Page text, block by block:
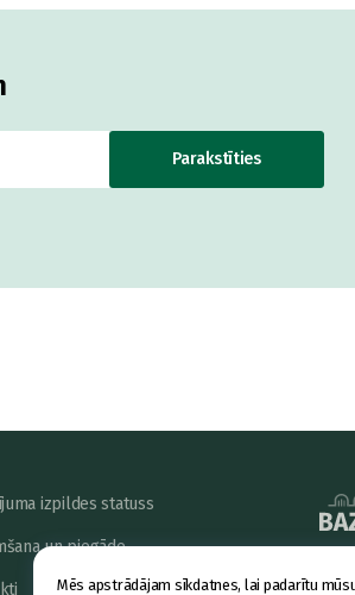
Mēs apstrādājam sīkdatnes, lai padarītu
Parakstīties
izpildes statuss
un piegāde